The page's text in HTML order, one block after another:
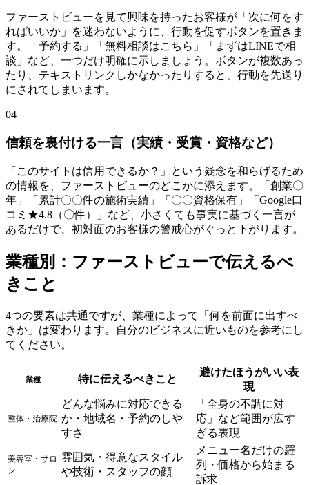
ファーストビューを見て興味を持ったお客様が「次に何をす
ればいいか」を迷わないように、行動を促すボタンを置きま
す。「予約する」「無料相談はこちら」「まずはLINEで相
談」など、一つだけ明確に示しましょう。ボタンが複数あっ
たり、テキストリンクしかなかったりすると、行動を先送り
にされてしまいます。
04
信頼を裏付ける一言（実績・受賞・資格など）
「このサイトは信用できるか？」という疑念を和らげるため
の情報を、ファーストビューのどこかに添えます。「創業〇
年」「累計〇〇件の施術実績」「〇〇資格保有」「Google口
コミ★4.8（〇件）」など、小さくても事実に基づく一言が
あるだけで、初対面のお客様の警戒心がぐっと下がります。
業種別：ファーストビューで伝えるべ
きこと
4つの要素は共通ですが、業種によって「何を前面に出すべ
きか」は変わります。自分のビジネスに近いものを参考にし
てください。
業種 特に伝えるべきこと
避けたほうがいい表
現
整体・治療院
どんな悩みに対応できる
か・地域名・予約のしや
すさ
「全身の不調に対
応」など範囲が広す
ぎる表現
美容室・サロ
ン
雰囲気・得意なスタイル
や技術・スタッフの顔
メニュー名だけの羅
列・価格から始まる
訴求